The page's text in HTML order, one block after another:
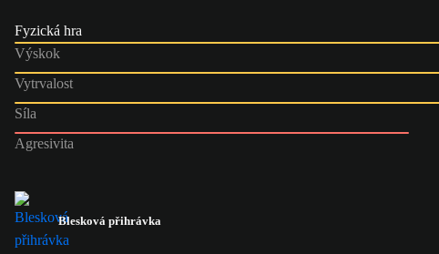
Fyzická hra
Výskok
Vytrvalost
Síla
Agresivita
Blesková přihrávka